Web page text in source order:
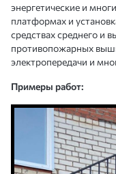
энергетические и
платформах и
средствах среднего и
противопожарных
электропередачи и
Примеры работ: